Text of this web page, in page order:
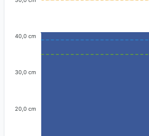
40,0 cm
30,0 cm
20,0 cm